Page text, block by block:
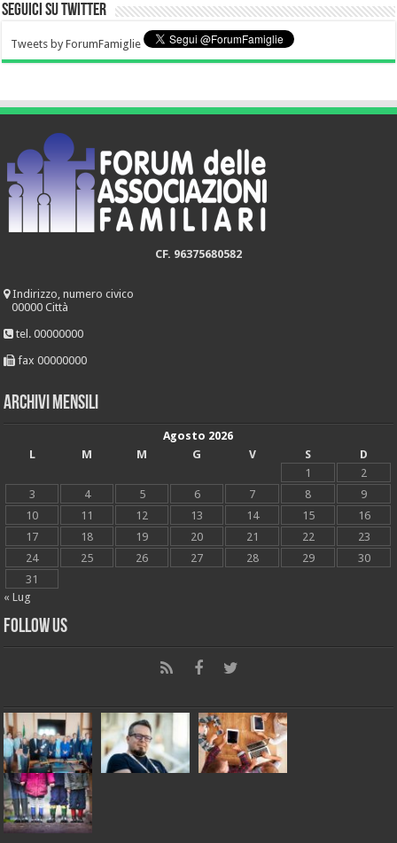
Seguici su Twitter
Tweets by ForumFamiglie
CF. 96375680582
Indirizzo, numero civico
00000 Città
tel. 00000000
fax 00000000
Archivi mensili
Agosto 2026
L
M M G V S
D
1
2
3
4 5 6 7 8
9
10
11 12 13 14 15
16
17
18 19 20 21 22
23
24
25 26 27 28 29
30
31
« Lug
Follow Us